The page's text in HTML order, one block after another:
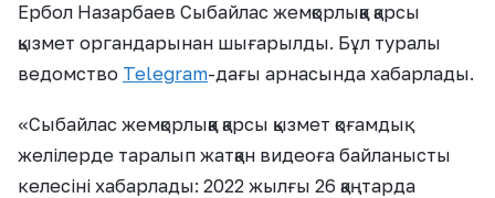
Ербол Назарбаев Сыбайлас жемқорлыққа қарсы
қызмет органдарынан шығарылды. Бұл туралы
ведомство Telegram-дағы арнасында хабарлады.
«Сыбайлас жемқорлыққа қарсы қызмет қоғамдық
желілерде таралып жатқан видеоға байланысты
келесіні хабарлады: 2022 жылғы 26 қаңтарда